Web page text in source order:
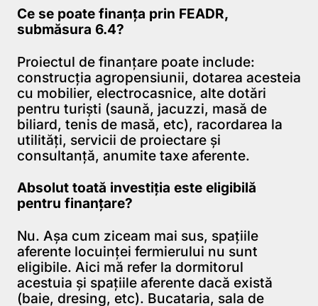
Ce se poate finanța prin FEADR,
submăsura 6.4?
Proiectul de finanțare poate include:
construcția agropensiunii, dotarea acesteia
cu mobilier, electrocasnice, alte dotări
pentru turiști (saună, jacuzzi, masă de
biliard, tenis de masă, etc), racordarea la
utilități, servicii de proiectare și
consultanță, anumite taxe aferente.
Absolut toată investiția este eligibilă
pentru finanțare?
Nu. Așa cum ziceam mai sus, spațiile
aferente locuinței fermierului nu sunt
eligibile. Aici mă refer la dormitorul
acestuia și spațiile aferente dacă există
(baie, dresing, etc). Bucataria, sala de